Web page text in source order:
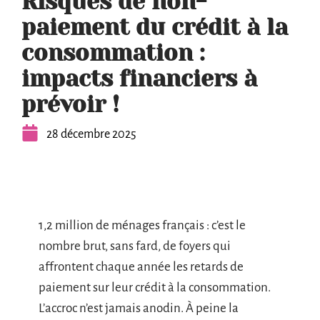
paiement du crédit à la
consommation :
impacts financiers à
prévoir !
28 décembre 2025
1,2 million de ménages français : c’est le
nombre brut, sans fard, de foyers qui
affrontent chaque année les retards de
paiement sur leur crédit à la consommation.
L’accroc n’est jamais anodin. À peine la